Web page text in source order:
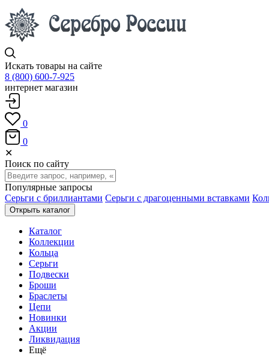
Искать товары на сайте
8 (800) 600-7-925
интернет магазин
0
0
✕
Поиск по сайту
Популярные запросы
Серьги с бриллиантами Серьги с драгоценными вставками
Открыть каталог
Каталог
Коллекции
Кольца
Серьги
Подвески
Броши
Браслеты
Цепи
Новинки
Акции
Ликвидация
Ещё